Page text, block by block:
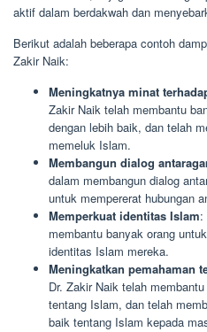
aktif dalam berdakwah dan
Berikut adalah beberapa contoh
Zakir Naik:
Meningkatnya minat
Zakir Naik telah membantu
dengan lebih baik, dan telah
memeluk Islam.
Membangun dialog
dalam membangun dialog
untuk mempererat hubungan
Memperkuat identitas Islam:
membantu banyak orang
identitas Islam mereka.
Meningkatkan pemahaman
Dr. Zakir Naik telah
tentang Islam, dan telah
baik tentang Islam kepada